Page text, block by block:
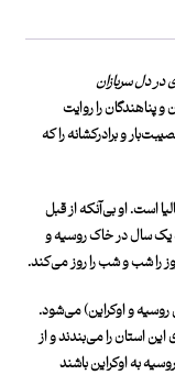
در دل سربازان
و پناهندگان را روایت
و برادرکشانه را که
است. او بی‌آنکه از قبل
یک سال در خاک روسیه و
روز را شب و شب را روز می‌کند.
روسیه و اوکراین) می‌شود.
استان را می‌بندند و از
به اوکراین باشند